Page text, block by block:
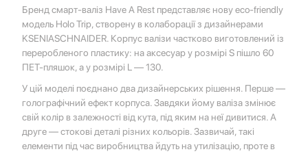
Бренд смарт-валіз Have A Rest представляє нову eco-friendly
модель Holo Trip, створену в колаборації з дизайнерами
KSENIASCHNAIDER. Корпус валізи частково виготовлений із
переробленого пластику: на аксесуар у розмірі S пішло 60
ПЕТ-пляшок, а у розмірі L — 130.
У цій моделі поєднано два дизайнерських рішення. Перше —
голографічний ефект корпуса. Завдяки йому валіза змінює
свій колір в залежності від кута, під яким на неї дивитися. А
друге — стокові деталі різних кольорів. Зазвичай, такі
елементи під час виробництва йдуть на утилізацію, проте в